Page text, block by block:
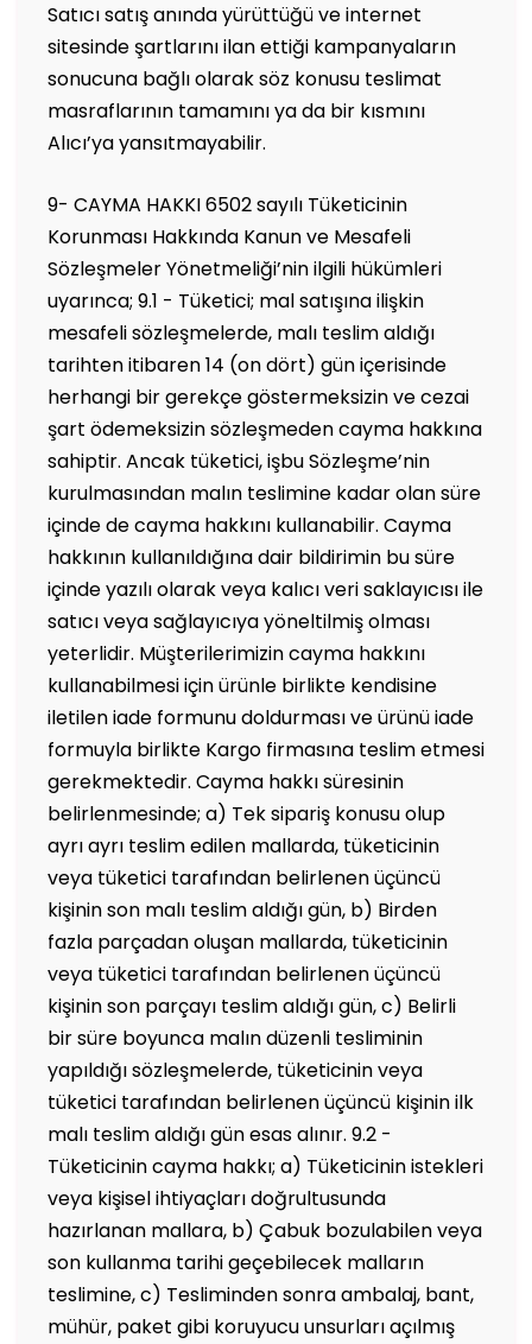
Satıcı satış anında yürüttüğü ve internet
sitesinde şartlarını ilan ettiği kampanyaların
sonucuna bağlı olarak söz konusu teslimat
masraflarının tamamını ya da bir kısmını
Alıcı’ya yansıtmayabilir.
9- CAYMA HAKKI 6502 sayılı Tüketicinin
Korunması Hakkında Kanun ve Mesafeli
Sözleşmeler Yönetmeliği’nin ilgili hükümleri
uyarınca; 9.1 - Tüketici; mal satışına ilişkin
mesafeli sözleşmelerde, malı teslim aldığı
tarihten itibaren 14 (on dört) gün içerisinde
herhangi bir gerekçe göstermeksizin ve cezai
şart ödemeksizin sözleşmeden cayma hakkına
sahiptir. Ancak tüketici, işbu Sözleşme’nin
kurulmasından malın teslimine kadar olan süre
içinde de cayma hakkını kullanabilir. Cayma
hakkının kullanıldığına dair bildirimin bu süre
içinde yazılı olarak veya kalıcı veri saklayıcısı ile
satıcı veya sağlayıcıya yöneltilmiş olması
yeterlidir. Müşterilerimizin cayma hakkını
kullanabilmesi için ürünle birlikte kendisine
iletilen iade formunu doldurması ve ürünü iade
formuyla birlikte Kargo firmasına teslim etmesi
gerekmektedir. Cayma hakkı süresinin
belirlenmesinde; a) Tek sipariş konusu olup
ayrı ayrı teslim edilen mallarda, tüketicinin
veya tüketici tarafından belirlenen üçüncü
kişinin son malı teslim aldığı gün, b) Birden
fazla parçadan oluşan mallarda, tüketicinin
veya tüketici tarafından belirlenen üçüncü
kişinin son parçayı teslim aldığı gün, c) Belirli
bir süre boyunca malın düzenli tesliminin
yapıldığı sözleşmelerde, tüketicinin veya
tüketici tarafından belirlenen üçüncü kişinin ilk
malı teslim aldığı gün esas alınır. 9.2 -
Tüketicinin cayma hakkı; a) Tüketicinin istekleri
veya kişisel ihtiyaçları doğrultusunda
hazırlanan mallara, b) Çabuk bozulabilen veya
son kullanma tarihi geçebilecek malların
teslimine, c) Tesliminden sonra ambalaj, bant,
mühür, paket gibi koruyucu unsurları açılmış